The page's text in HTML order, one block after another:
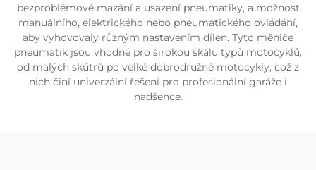
bezproblémové mazání a usazení pneumatiky, a možnost
manuálního, elektrického nebo pneumatického ovládání,
aby vyhovovaly různým nastavením dílen. Tyto měniče
pneumatik jsou vhodné pro širokou škálu typů motocyklů,
od malých skútrů po velké dobrodružné motocykly, což z
nich činí univerzální řešení pro profesionální garáže i
nadšence.